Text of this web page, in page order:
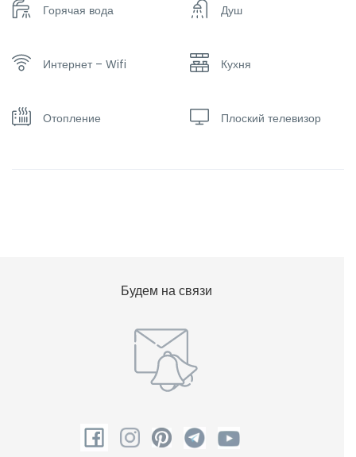
Горячая вода Душ
Интернет – Wifi Кухня
Отопление Плоский телевизор
Будем на связи